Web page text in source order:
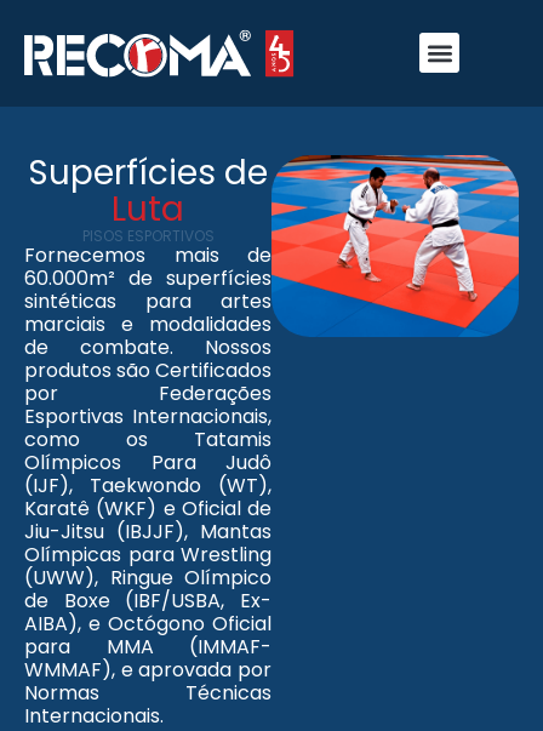
Superfícies de
Luta
PISOS ESPORTIVOS
Fornecemos mais de
60.000m² de superfícies
sintéticas para artes
marciais e modalidades
de combate. Nossos
produtos são Certificados
por Federações
Esportivas Internacionais,
como os Tatamis
Olímpicos Para Judô
(IJF), Taekwondo (WT),
Karatê (WKF) e Oficial de
Jiu-Jitsu (IBJJF), Mantas
Olímpicas para Wrestling
(UWW), Ringue Olímpico
de Boxe (IBF/USBA, Ex-
AIBA), e Octógono Oficial
para MMA (IMMAF-
WMMAF), e aprovada por
Normas Técnicas
Internacionais.